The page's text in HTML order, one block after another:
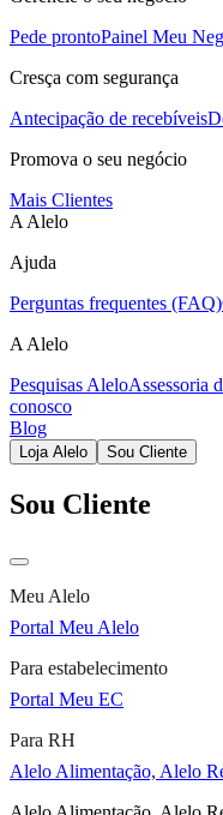
Pede prontoPainel Meu
Cresça com segurança
Antecipação de recebíveis
Promova o seu negócio
Mais Clientes
A Alelo
Ajuda
Perguntas frequentes (FAQ)
A Alelo
Pesquisas AleloAssessoria
conosco
Blog
Loja Alelo Sou Cliente
Sou Cliente
Meu Alelo
Portal Meu Alelo
Para estabelecimento
Portal Meu EC
Para RH
Alelo Alimentação, Alelo